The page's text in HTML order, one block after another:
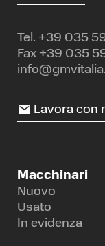
Tel. +39 035
Fax +39 035
Lavora con
Macchinari
Nuovo
Usato
In evidenza